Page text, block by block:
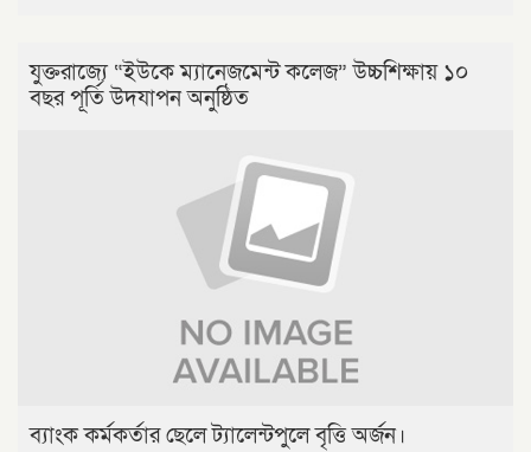
যুক্তরাজ্যে “ইউকে ম্যানেজমেন্ট কলেজ” উচ্চশিক্ষায় ১০
বছর পূর্তি উদযাপন অনুষ্ঠিত
ব্যাংক কর্মকর্তার ছেলে ট্যালেন্টপুলে বৃত্তি অর্জন।